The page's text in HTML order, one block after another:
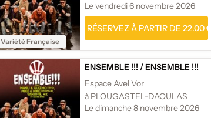
Variété Française
Le vendredi 6 novembre 2026
RÉSERVEZ À PARTIR DE 22.00
ENSEMBLE !!! /ENSEMBLE !!!
Espace Avel Vor
à PLOUGASTEL-DAOULAS
Le dimanche 8 novembre 2026